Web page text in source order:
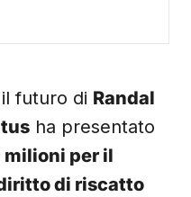
futuro di Randal
ha presentato
milioni per il
di riscatto